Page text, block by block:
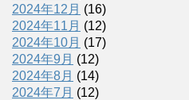
2024年12月 (16)
2024年11月 (12)
2024年10月 (17)
2024年9月 (12)
2024年8月 (14)
2024年7月 (12)